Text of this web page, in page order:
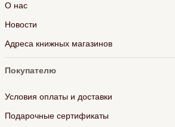
О нас
Новости
Адреса книжных магазинов
Покупателю
Условия оплаты и доставки
Подарочные сертификаты